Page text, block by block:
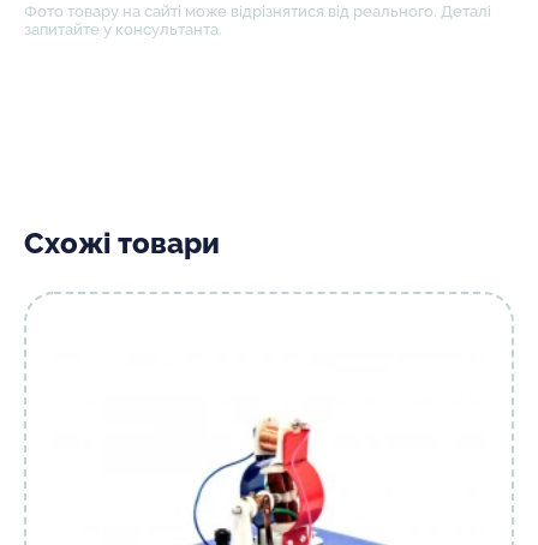
Фото товару на сайті може відрізнятися від реального. Деталі
запитайте у консультанта.
Схожі товари